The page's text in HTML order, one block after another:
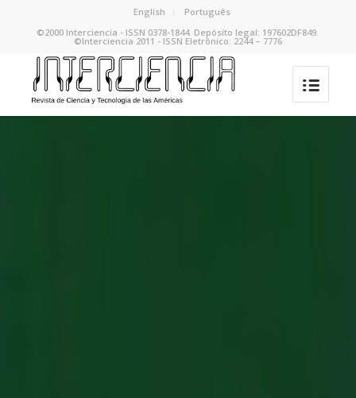
English
Português
©2000 Interciencia - ISSN 0378-1844. Depósito legal: 197602DF849.
©Interciencia 2011 - ISSN Eletrônico: 2244 – 7776